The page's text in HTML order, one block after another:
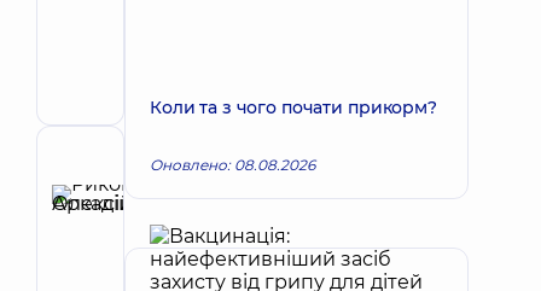
Рецензент
Риков
Олексій
Аркадійович
Педіатр;
Запис до лікаря
Коли та з чого почати прикорм?
Оновлено: 08.08.2026